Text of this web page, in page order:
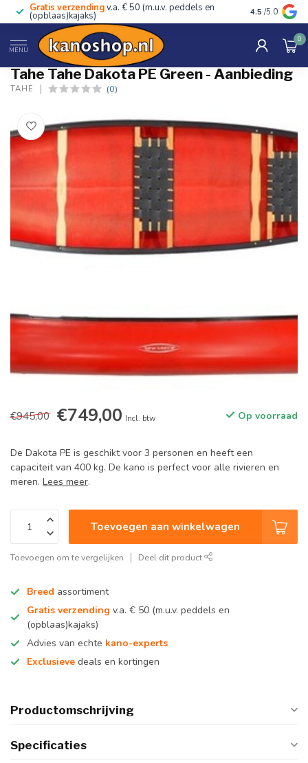
Gratis verzendingv.a. € 50 (m.u.v. peddels en
(opblaas)kajaks) Advies van
4.5 /5.0
MENU
0
Home / Tahe Dakota PE Green - Aanbieding
Tahe Tahe Dakota PE Green - Aanbieding
TAHE (0)
€945,00 €749,00 Incl. btw Op voorraad
De Dakota PE is geschikt voor 3 personen en heeft een
capaciteit van 400 kg. De kano is perfect voor alle rivieren en
meren. Lees meer.
Toevoegen aan winkelwagen
Toevoegen om te vergelijken Deel dit product
Breed assortiment
Gratis verzending v.a. € 50 (m.u.v. peddels en
(opblaas)kajaks)
Advies van echte kano-experts
Exclusieve deals en kortingen
Productomschrijving
Specificaties